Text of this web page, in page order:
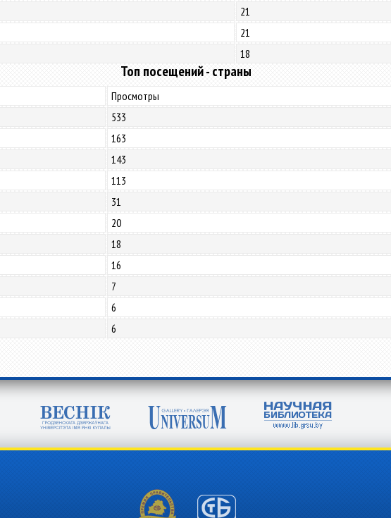
21
21
18
Топ посещений - страны
Просмотры
533
163
143
113
31
20
18
16
7
6
6